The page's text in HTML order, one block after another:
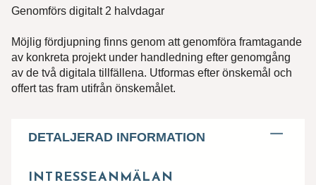
Genomförs digitalt 2 halvdagar
Möjlig fördjupning finns genom att genomföra framtagande
av konkreta projekt under handledning efter genomgång
av de två digitala tillfällena. Utformas efter önskemål och
offert tas fram utifrån önskemålet.
DETALJERAD INFORMATION
INTRESSEANMÄLAN